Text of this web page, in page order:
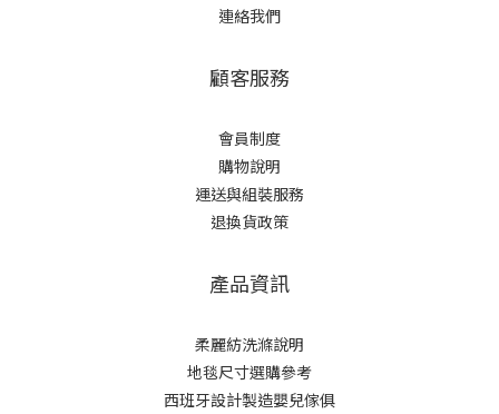
連絡我們
顧客服務
會員制度
購物說明
運送與組裝服務
退換貨政策
產品資訊
柔麗紡洗滌說明
地毯尺寸選購參考
西班牙設計製造嬰兒傢俱